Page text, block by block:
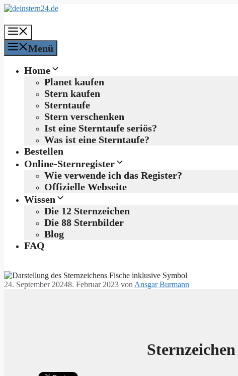
Zum
springen
Menü
Home
Planet kaufen
Stern kaufen
Sterntaufe
Stern verschenken
Ist eine Sterntaufe seriös?
Was ist eine Sterntaufe?
Bestellen
Online-Sternregister
Wie verwende ich das Register?
Offizielle Webseite
Wissen
Die 12 Sternzeichen
Die 88 Sternbilder
Blog
FAQ
24. September 20248. Februar 2023 von Ansgar Burmann